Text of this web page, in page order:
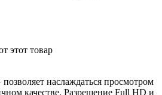
этот товар
наслаждаться просмотром
качестве. Разрешение Full HD и